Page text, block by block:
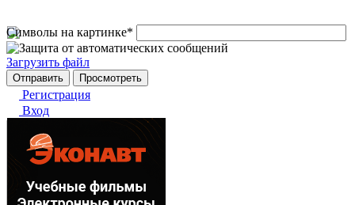
Символы на картинке*
Загрузить файл
Регистрация
Вход